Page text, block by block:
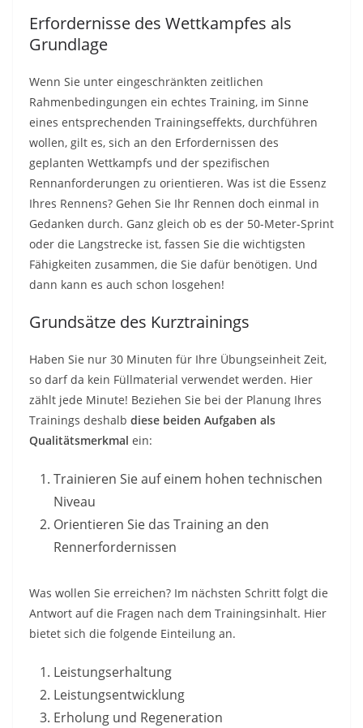
Erfordernisse des Wettkampfes als
Grundlage
Wenn Sie unter eingeschränkten zeitlichen
Rahmenbedingungen ein echtes Training, im Sinne
eines entsprechenden Trainingseffekts, durchführen
wollen, gilt es, sich an den Erfordernissen des
geplanten Wettkampfs und der spezifischen
Rennanforderungen zu orientieren. Was ist die Essenz
Ihres Rennens? Gehen Sie Ihr Rennen doch einmal in
Gedanken durch. Ganz gleich ob es der 50-Meter-Sprint
oder die Langstrecke ist, fassen Sie die wichtigsten
Fähigkeiten zusammen, die Sie dafür benötigen. Und
dann kann es auch schon losgehen!
Grundsätze des Kurztrainings
Haben Sie nur 30 Minuten für Ihre Übungseinheit Zeit,
so darf da kein Füllmaterial verwendet werden. Hier
zählt jede Minute! Beziehen Sie bei der Planung Ihres
Trainings deshalb diese beiden Aufgaben als
Qualitätsmerkmal ein:
Trainieren Sie auf einem hohen technischen
Niveau
Orientieren Sie das Training an den
Rennerfordernissen
Was wollen Sie erreichen? Im nächsten Schritt folgt die
Antwort auf die Fragen nach dem Trainingsinhalt. Hier
bietet sich die folgende Einteilung an.
Leistungserhaltung
Leistungsentwicklung
Erholung und Regeneration